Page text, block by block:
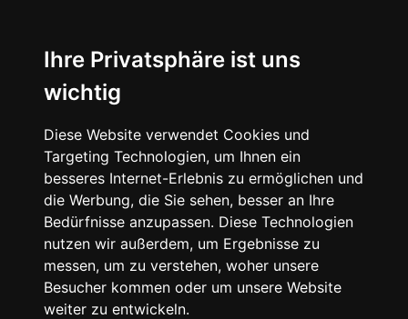
Ihre Privatsphäre ist uns
wichtig
Diese Website verwendet Cookies und
Targeting Technologien, um Ihnen ein
besseres Internet-Erlebnis zu ermöglichen und
die Werbung, die Sie sehen, besser an Ihre
Bedürfnisse anzupassen. Diese Technologien
nutzen wir außerdem, um Ergebnisse zu
messen, um zu verstehen, woher unsere
Besucher kommen oder um unsere Website
weiter zu entwickeln.